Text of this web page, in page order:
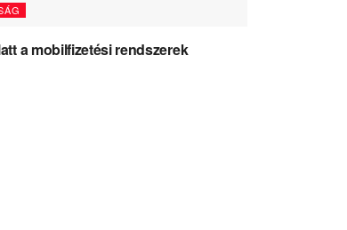
a mobilfizetési rendszerek